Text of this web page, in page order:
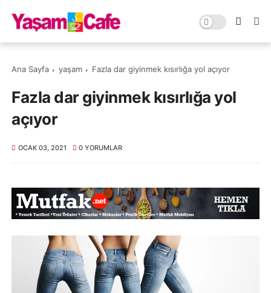
Ana Sayfa yaşam Fazla dar giyinmek kısırlığa yol açıyor
Fazla dar giyinmek kısırlığa yol
açıyor
OCAK 03, 2021 0 YORUMLAR